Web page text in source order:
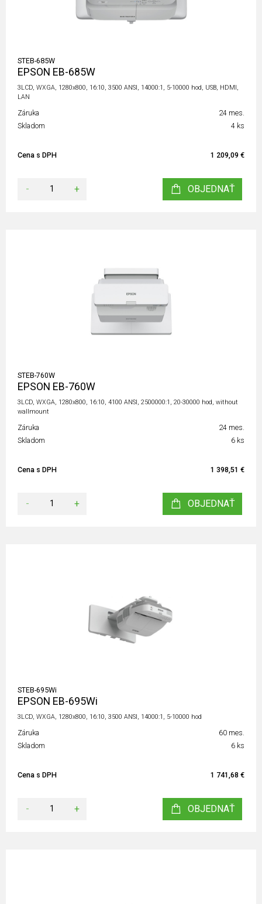
STEB-685W
EPSON EB-685W
3LCD, WXGA, 1280x800, 16:10, 3500 ANSI, 14000:1, 5-10000 hod, USB, HDMI,
LAN
Záruka
24 mes.
Skladom
4 ks
Cena s DPH 1 209,09 €
- + OBJEDNAŤ
STEB-760W
EPSON EB-760W
3LCD, WXGA, 1280x800, 16:10, 4100 ANSI, 2500000:1, 20-30000 hod, without
wallmount
Záruka
24 mes.
Skladom
6 ks
Cena s DPH 1 398,51 €
- + OBJEDNAŤ
STEB-695Wi
EPSON EB-695Wi
3LCD, WXGA, 1280x800, 16:10, 3500 ANSI, 14000:1, 5-10000 hod
Záruka
60 mes.
Skladom
6 ks
Cena s DPH 1 741,68 €
- + OBJEDNAŤ